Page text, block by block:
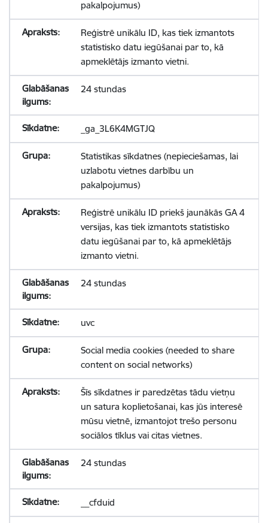
pakalpojumus)
Reģistrē unikālu ID, kas tiek izmantots
statistisko datu iegūšanai par to, kā
apmeklētājs izmanto vietni.
24 stundas
_ga_3L6K4MGTJQ
Statistikas sīkdatnes (nepieciešamas, lai
uzlabotu vietnes darbību un
pakalpojumus)
Reģistrē unikālu ID priekš jaunākās GA 4
versijas, kas tiek izmantots statistisko
datu iegūšanai par to, kā apmeklētājs
izmanto vietni.
24 stundas
uvc
Social media cookies (needed to share
content on social networks)
Šīs sīkdatnes ir paredzētas tādu vietņu
un satura koplietošanai, kas jūs interesē
mūsu vietnē, izmantojot trešo personu
sociālos tīklus vai citas vietnes.
24 stundas
__cfduid